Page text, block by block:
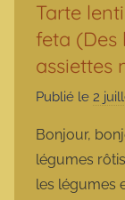
Tarte
feta (Des
assiettes
Publié le 2
Bonjour,
légumes
les légumes